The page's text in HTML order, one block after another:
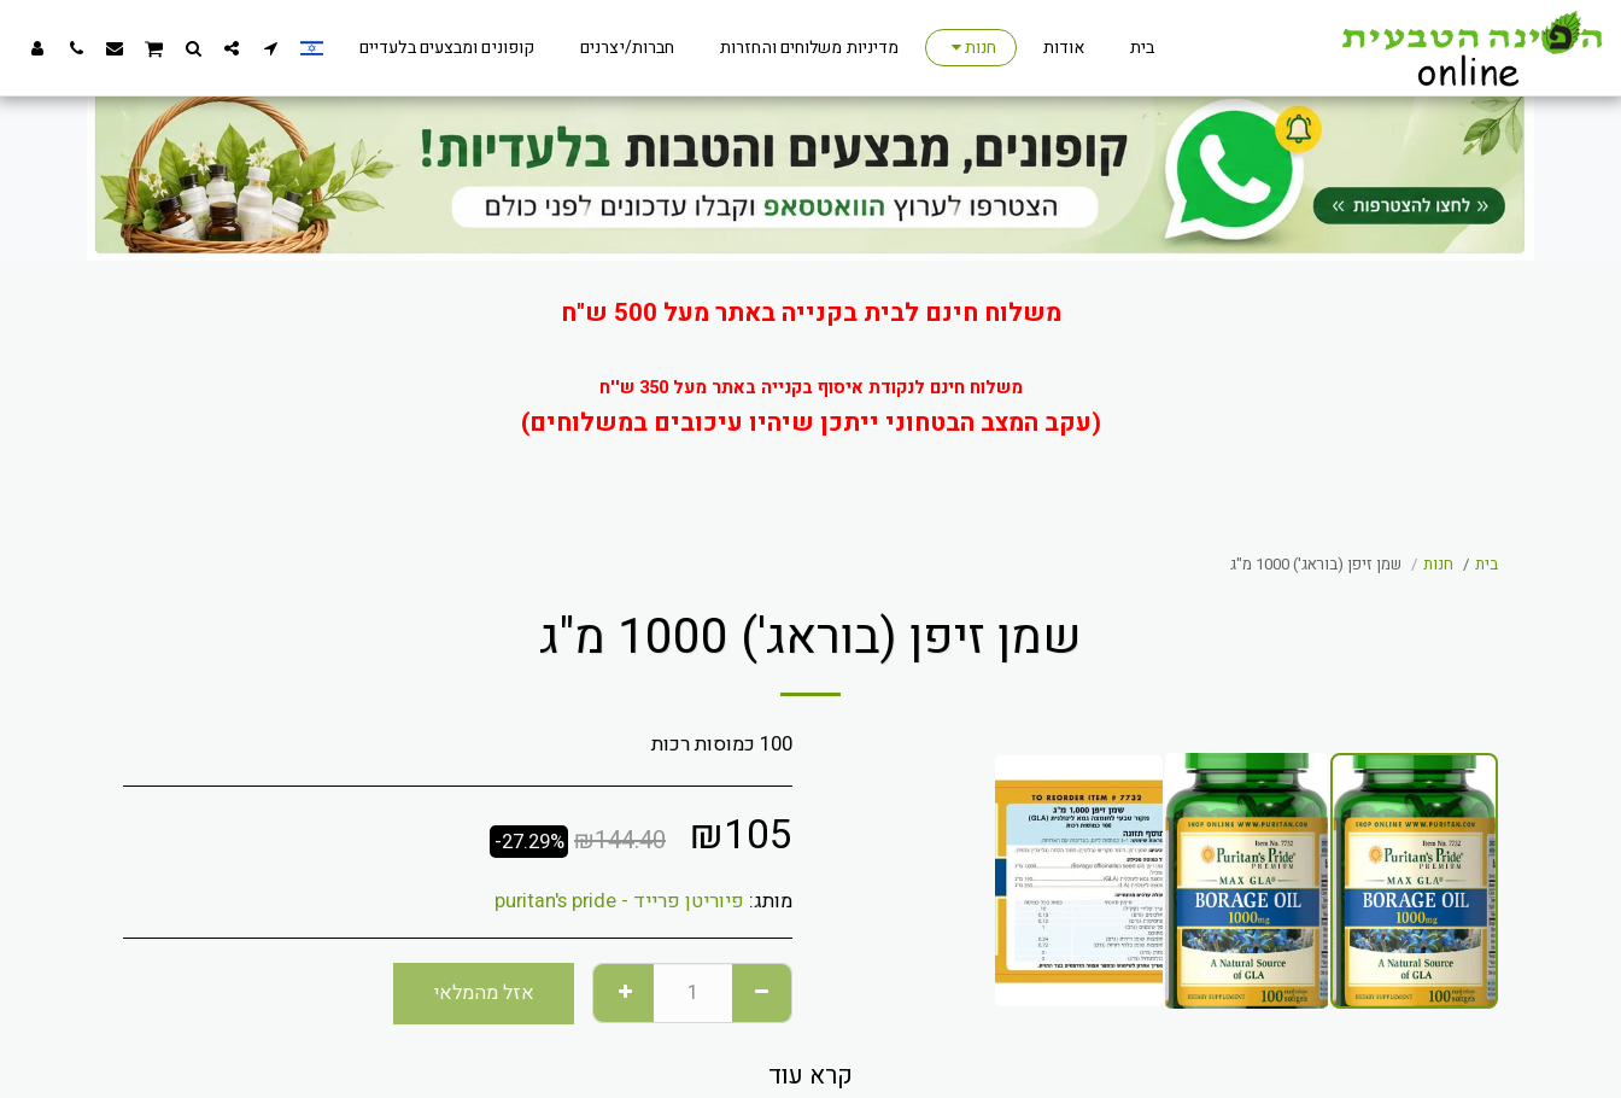
משלוח חינם לבית בקנייה באתר מעל 500 ש"ח
משלוח חינם לנקודת איסוף בקנייה באתר מעל 350 ש''ח
(עקב המצב הבטחוני ייתכן שיהיו עיכובים במשלוחים)
בית אודות חנות מדיניות משלוחים והחזרות חברות/יצרנים קופונים ומבצעים בלעדיים
בית חנות שמן זיפן (בוראג') 1000 מ"ג
שמן זיפן (בוראג') 1000 מ"ג
אזל מהמלאי
100 כמוסות רכות
₪105
₪144.40
-27.29%
מותג: פיוריטן פרייד - puritan's pride
אזל מהמלאי
קרא עוד